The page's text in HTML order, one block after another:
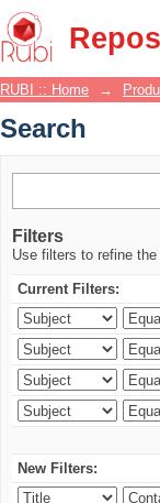
Search
RUBI :: Home →
Search
Filters
Use filters to refine
Current Filters:
New Filters: